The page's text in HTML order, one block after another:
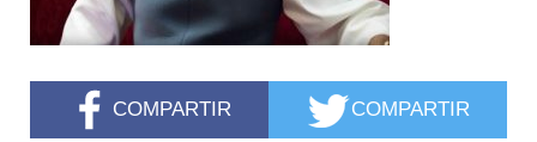
COMPARTIR COMPARTIR